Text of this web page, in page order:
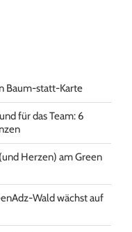
Baum-statt-Karte
für das Team: 6
Herzen) am Green
Wald wächst auf